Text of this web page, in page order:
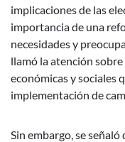
implicaciones de las
importancia de una
necesidades y
llamó la atención
económicas y sociales
implementación de
Sin embargo, se